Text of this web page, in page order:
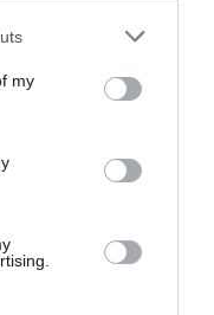
my
Δαυίδ, τον
με τη βελούδινη
Κοντέλλης, που
(θα
και
η